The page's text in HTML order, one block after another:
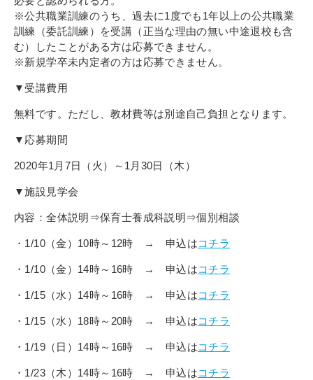
※公共職業訓練のうち、過去に1度でも1年以上の公共職業
訓練（委託訓練）を受講（正当な理由の無い中途退校も含
む）したことがある方は応募できません。
※新規学卒未内定者の方は応募できません。
▼受講費用
無料です。ただし、教材費等は別途自己負担となります。
▼応募期間
2020年1月7日（火）～1月30日（木）
▼施設見学会
内容：全体説明⇒保育士養成科説明⇒個別相談
・1/10（金）10時～12時 → 申込はコチラ
・1/10（金）14時～16時 → 申込はコチラ
・1/15（水）14時～16時 → 申込はコチラ
・1/15（水）18時～20時 → 申込はコチラ
・1/19（日）14時～16時 → 申込はコチラ
・1/23（木）14時～16時 → 申込はコチラ